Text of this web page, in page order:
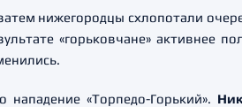
нижегородцы схлопотали
«горьковчане» активнее
«Торпедо-Горький».